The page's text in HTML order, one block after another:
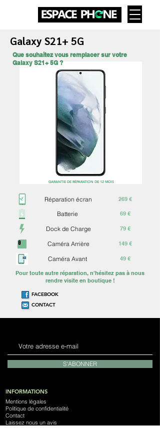
Galaxy S21+ 5G
Réparation écran
69 €
Dock de Charge
Que souhaitez vous remplacer sur votre
Galaxy S21+ 5G ?
Caméra Arrière
79 €
269 €
149 €
Batterie
Caméra Avant 49 €
Pour toute autre réparation, n'hésitez pas à nous
rendre visite en boutique !
FACEBOOK
CONTACT
GARANTIE DE RÉPARATION DE 12 MOIS
S'ABONNER
INFORMATIONS
Mentions légales
Politique de confidentialité
Contact
Laissez nous un avis